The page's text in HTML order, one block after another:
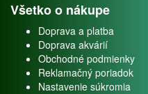
Všetko o nákupe
Doprava a platba
Doprava akvárií
Obchodné podmienky
Reklamačný poriadok
Nastavenie súkromia